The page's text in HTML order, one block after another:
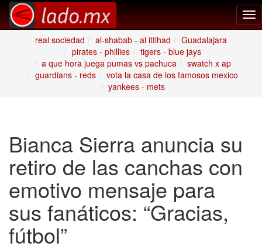
real sociedad
al-shabab - al ittihad
Guadalajara
pirates - phillies
tigers - blue jays
a que hora juega pumas vs pachuca
swatch x ap
guardians - reds
vota la casa de los famosos mexico
yankees - mets
Bianca Sierra anuncia su
retiro de las canchas con
emotivo mensaje para
sus fanáticos: “Gracias,
fútbol”